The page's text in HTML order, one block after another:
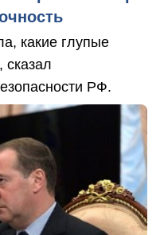
какие глупые
сказал
РФ.